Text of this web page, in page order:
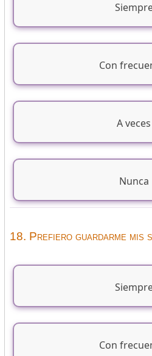
Con
A veces
Nunca
18. Prefiero guardarme mis
Con